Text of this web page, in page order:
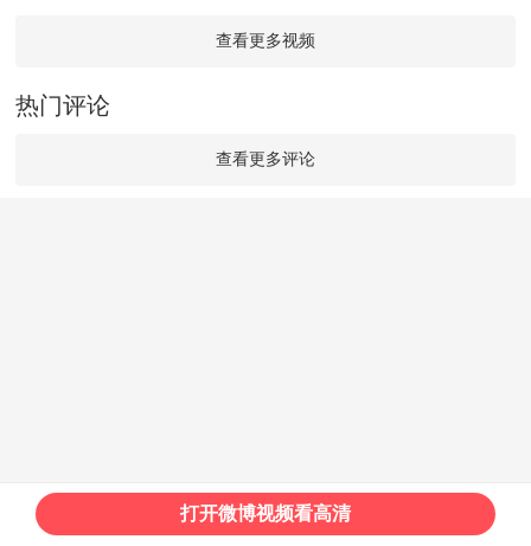
查看更多视频
热门评论
查看更多评论
打开微博视频看高清